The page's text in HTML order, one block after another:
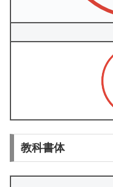
教科書体